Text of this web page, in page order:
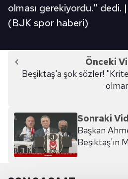
olması gerekiyordu." dedi.
(BJK spor haberi)
Önceki
Beşiktaş'a şok sözler!
Sonraki
Başkan
Beşiktaş'ın